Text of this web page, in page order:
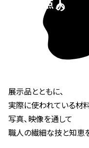
展示品とともに、
実際に使われている材
写真、映像を通して
職人の繊細な技と知恵